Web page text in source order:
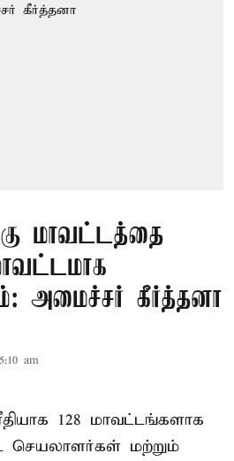
மாவட்டத்தை
அமைச்சர் கீர்த்தனா
am
128 மாவட்டங்களாக
செயலாளர்கள் மற்றும்